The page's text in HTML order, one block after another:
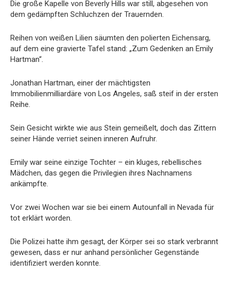
Die große Kapelle von Beverly Hills war still, abgesehen von
dem gedämpften Schluchzen der Trauernden.
Reihen von weißen Lilien säumten den polierten Eichensarg,
auf dem eine gravierte Tafel stand: „Zum Gedenken an Emily
Hartman“.
Jonathan Hartman, einer der mächtigsten
Immobilienmilliardäre von Los Angeles, saß steif in der ersten
Reihe.
Sein Gesicht wirkte wie aus Stein gemeißelt, doch das Zittern
seiner Hände verriet seinen inneren Aufruhr.
Emily war seine einzige Tochter – ein kluges, rebellisches
Mädchen, das gegen die Privilegien ihres Nachnamens
ankämpfte.
Vor zwei Wochen war sie bei einem Autounfall in Nevada für
tot erklärt worden.
Die Polizei hatte ihm gesagt, der Körper sei so stark verbrannt
gewesen, dass er nur anhand persönlicher Gegenstände
identifiziert werden konnte.